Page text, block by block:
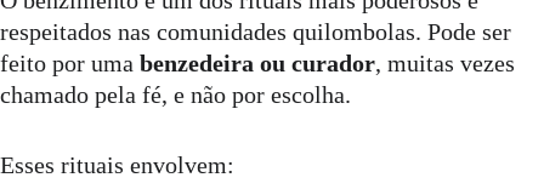
respeitados nas comunidades quilombolas. Pode ser
feito por uma benzedeira ou curador, muitas vezes
chamado pela fé, e não por escolha.
Esses rituais envolvem: